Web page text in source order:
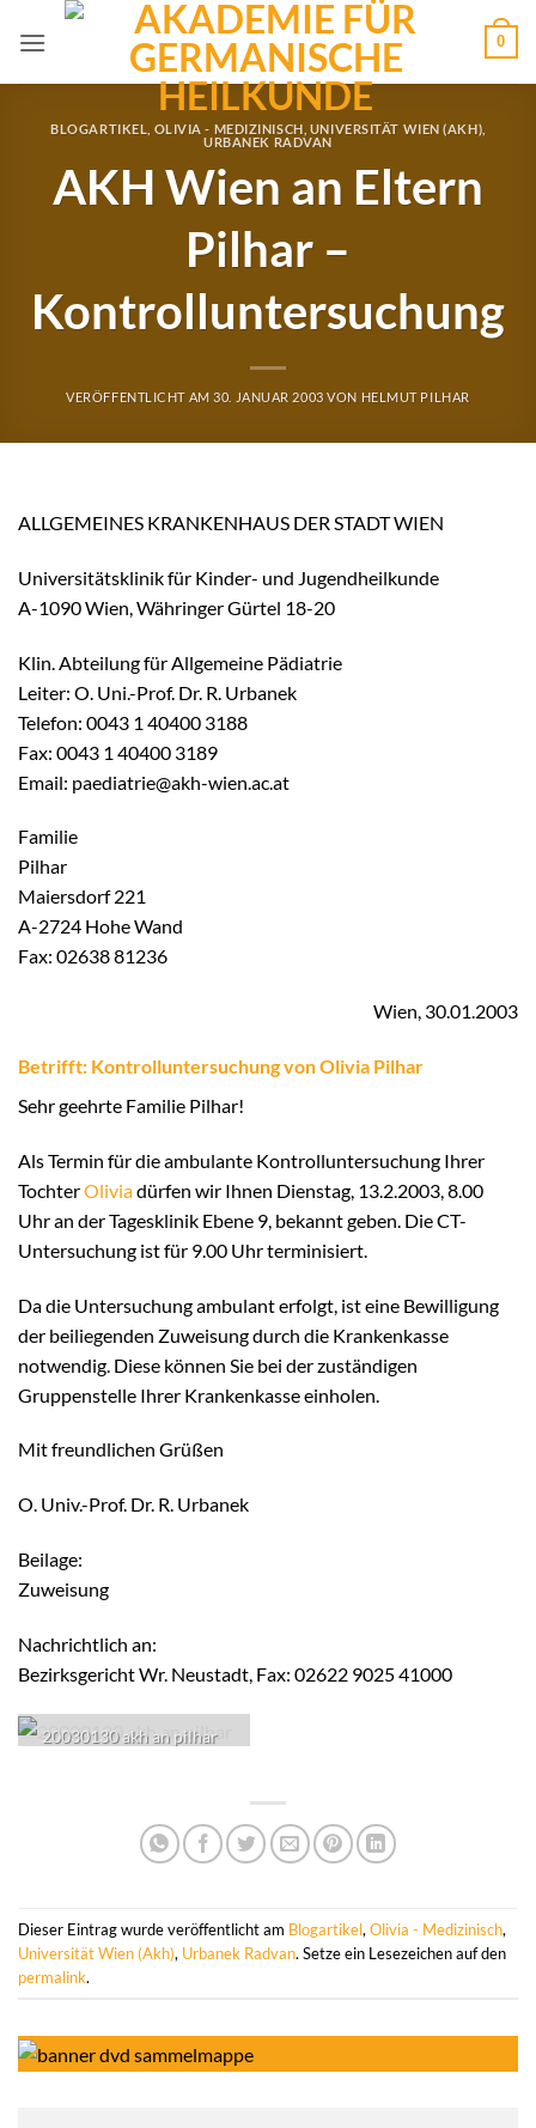
Inhalt
0
BLOGARTIKEL OLIVIA - MEDIZINISCH UNIVERSITÄT WIEN (AKH)
URBANEK RADVAN
AKH Wien an Eltern
Pilhar –
Kontrolluntersuchung
VERÖFFENTLICHT AM30. JANUAR 2003 VON HELMUT PILHAR
ALLGEMEINES KRANKENHAUS DER STADT WIEN
Universitätsklinik für Kinder- und Jugendheilkunde
A-1090 Wien, Währinger Gürtel 18-20
Klin. Abteilung für Allgemeine Pädiatrie
Leiter: O. Uni.-Prof. Dr. R. Urbanek
Telefon: 0043 1 40400 3188
Fax: 0043 1 40400 3189
Email: paediatrie@akh-wien.ac.at
Familie
Pilhar
Maiersdorf 221
A-2724 Hohe Wand
Fax: 02638 81236
Wien, 30.01.2003
Betrifft: Kontrolluntersuchung von Olivia Pilhar
Sehr geehrte Familie Pilhar!
Als Termin für die ambulante Kontrolluntersuchung Ihrer
TochterOliviadürfen wir Ihnen Dienstag, 13.2.2003, 8.00
Uhr an der Tagesklinik Ebene 9, bekannt geben. Die CT-
Untersuchung ist für 9.00 Uhr terminisiert.
Da die Untersuchung ambulant erfolgt, ist eine Bewilligung
der beiliegenden Zuweisung durch die Krankenkasse
notwendig. Diese können Sie bei der zuständigen
Gruppenstelle Ihrer Krankenkasse einholen.
Mit freundlichen Grüßen
O. Univ.-Prof. Dr. R. Urbanek
Beilage:
Zuweisung
Nachrichtlich an:
Bezirksgericht Wr. Neustadt, Fax: 02622 9025 41000
20030130 akh an pilhar
Dieser Eintrag wurde veröffentlicht am Blogartikel, Olivia - Medizinisch,
Universität Wien (Akh), Urbanek Radvan. Setze ein Lesezeichen auf den
permalink.